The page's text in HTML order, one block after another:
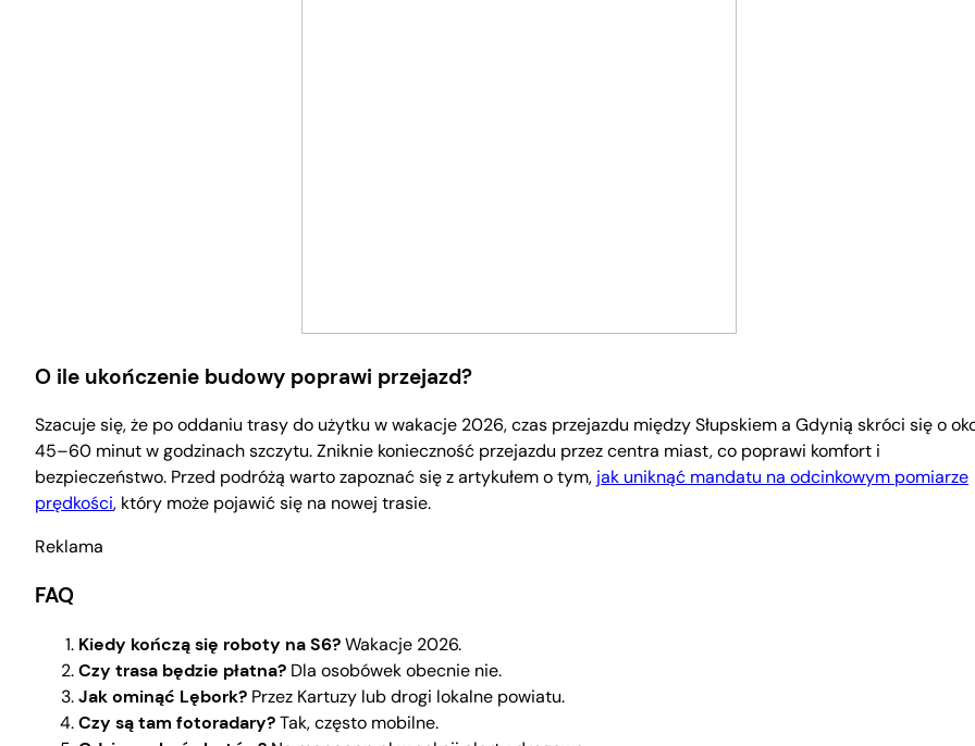
O ile ukończenie budowy poprawi przejazd?
Szacuje się, że po oddaniu trasy do użytku w wakacje 2026, czas przejazdu między Słupskiem a Gdynią skróci się o
45–60 minut w godzinach szczytu. Zniknie konieczność przejazdu przez centra miast, co poprawi komfort i
bezpieczeństwo. Przed podróżą warto zapoznać się z artykułem o tym, jak uniknąć mandatu na odcinkowym pomiarze
prędkości, który może pojawić się na nowej trasie.
Reklama
FAQ
Kiedy kończą się roboty na S6?Wakacje 2026.
Czy trasa będzie płatna? Dla osobówek obecnie nie.
Jak ominąć Lębork? Przez Kartuzy lub drogi lokalne powiatu.
Czy są tam fotoradary?Tak, często mobilne.